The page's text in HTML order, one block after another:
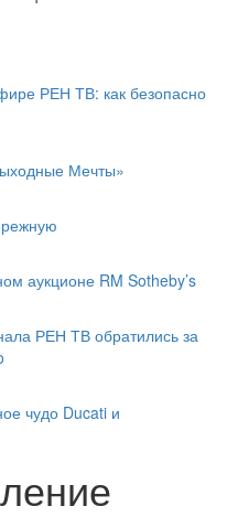
РЕН ТВ: как безопасно
Мечты»
аукционе RM Sotheby’s
РЕН ТВ обратились за
чудо Ducati и